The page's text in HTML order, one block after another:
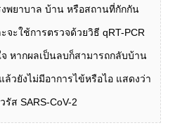
พยาบาล บ้าน หรือสถานที่กักกัน
จะใช้การตรวจด้วยวิธี qRT-PCR
หากผลเป็นลบก็สามารถกลับบ้าน
วยังไม่มีอาการไข้หรือไอ แสดงว่า
ส SARS-CoV-2